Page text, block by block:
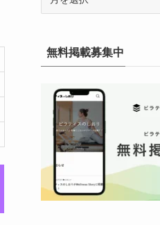
ブ無料掲載募集中